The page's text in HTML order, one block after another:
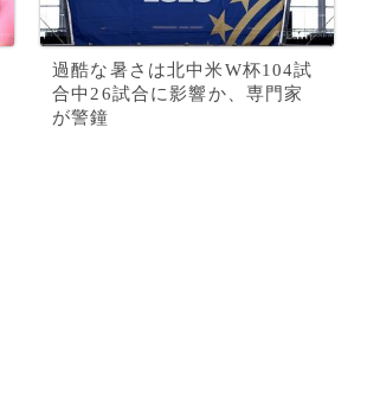
過酷な暑さは北中米W杯104試
合中26試合に影響か、専門家
が警鐘